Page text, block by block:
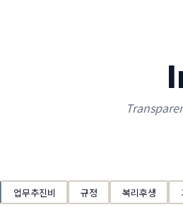
업무추진비 규정 복리후생